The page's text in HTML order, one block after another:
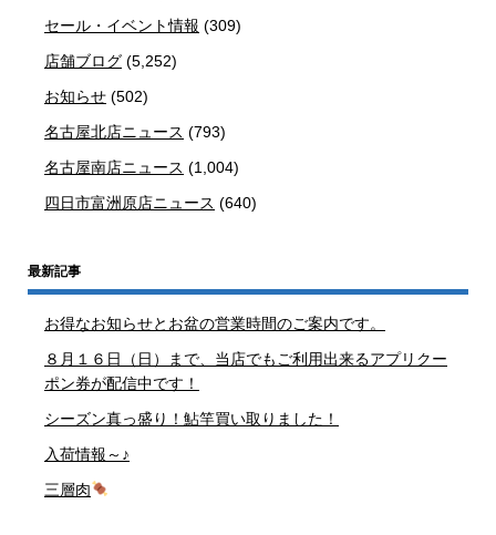
セール・イベント情報 (309)
店舗ブログ (5,252)
お知らせ (502)
名古屋北店ニュース (793)
名古屋南店ニュース (1,004)
四日市富洲原店ニュース (640)
最新記事
お得なお知らせとお盆の営業時間のご案内です。
８月１６日（日）まで、当店でもご利用出来るアプリクー
ポン券が配信中です！
シーズン真っ盛り！鮎竿買い取りました！
入荷情報～♪
三層肉